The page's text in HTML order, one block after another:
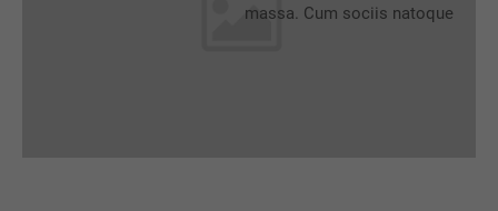
massa. Cum sociis natoque